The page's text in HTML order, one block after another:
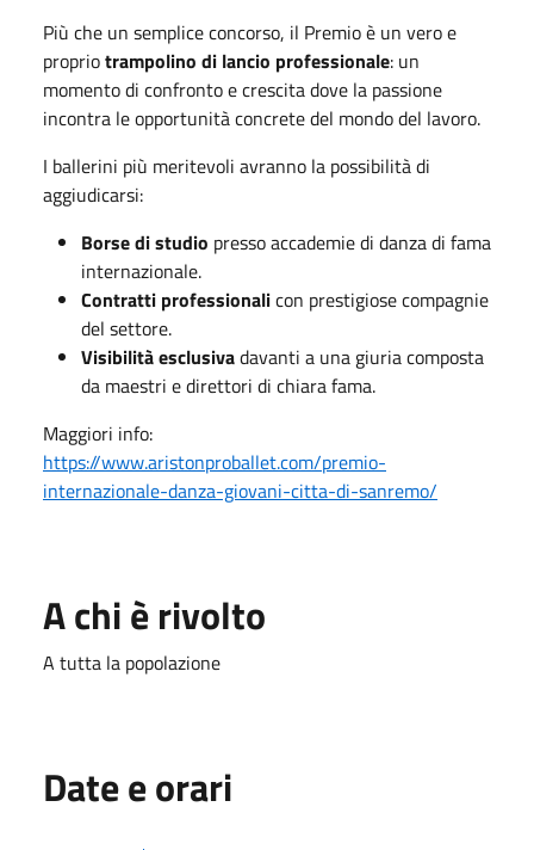
Più che un semplice concorso, il Premio è un vero e
propriotrampolino di lancio professionale: un
momento di confronto e crescita dove la passione
incontra le opportunità concrete del mondo del lavoro.
I ballerini più meritevoli avranno la possibilità di
aggiudicarsi:
Borse di studio presso accademie di danza di fama
internazionale.
Contratti professionalicon prestigiose compagnie
del settore.
Visibilità esclusivadavanti a una giuria composta
da maestri e direttori di chiara fama.
Maggiori info:
https://www.aristonproballet.com/premio-
internazionale-danza-giovani-citta-di-sanremo/
A chi è rivolto
A tutta la popolazione
Date e orari